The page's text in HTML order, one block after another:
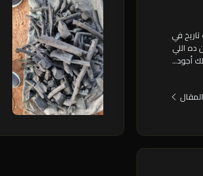
في
ده اللي
أجود...